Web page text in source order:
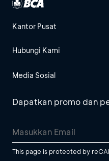
Kantor Pusat
Hubungi Kami
Media Sosial
Dapatkan promo dan
This page is protected by